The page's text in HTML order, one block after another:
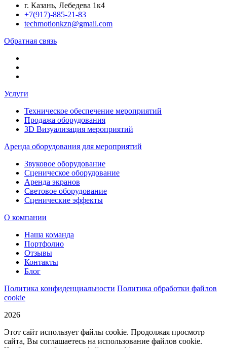
г. Казань, Лебедева 1к4
+7(917)-885-21-83
techmotionkzn@gmail.com
Обратная связь
Услуги
Техническое обеспечение мероприятий
Продажа оборудования
3D Визуализация мероприятий
Аренда оборудования для мероприятий
Звуковое оборудование
Сценическое оборудование
Аренда экранов
Световое оборудование
Сценические эффекты
О компании
Наша команда
Портфолио
Отзывы
Контакты
Блог
Политика конфиденциальности Политика обработки файлов
cookie
2026
Этот сайт использует файлы cookie. Продолжая просмотр
сайта, Вы соглашаетесь на использование файлов cookie.